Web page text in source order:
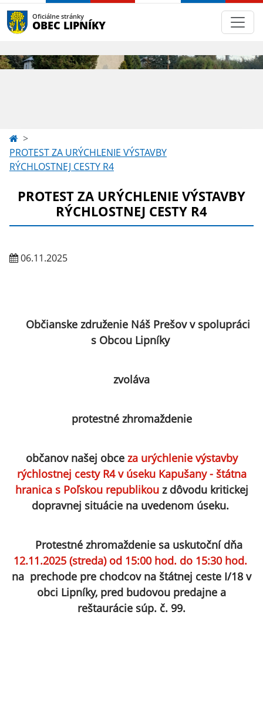
Oficiálne stránky
OBEC LIPNÍKY
PROTEST ZA URÝCHLENIE VÝSTAVBY
RÝCHLOSTNEJ CESTY R4
PROTEST ZA URÝCHLENIE VÝSTAVBY
RÝCHLOSTNEJ CESTY R4
06.11.2025
Občianske združenie Náš Prešov v spolupráci
s Obcou Lipníky
zvoláva
protestné zhromaždenie
občanov našej obceza urýchlenie výstavby
rýchlostnej cesty R4 v úseku Kapušany - štátna
hranica s Poľskou republikou z dôvodu kritickej
dopravnej situácie na uvedenom úseku.
Protestné zhromaždenie sa uskutoční dňa
12.11.2025 (streda) od 15:00 hod. do 15:30 hod.
na prechode pre chodcov na štátnej ceste I/18 v
obci Lipníky, pred budovou predajne a
reštaurácie súp. č. 99.